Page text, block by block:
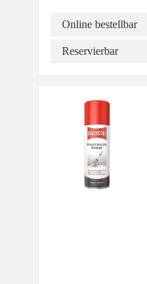
Online bestellbar
Reservierbar